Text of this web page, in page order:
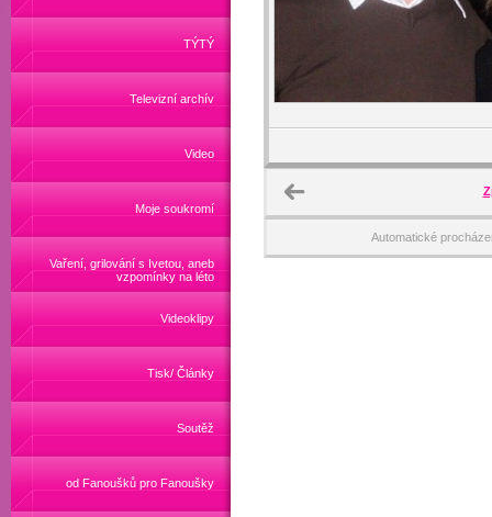
TÝTÝ
Televizní archív
Video
Moje soukromí
Vaření, grilování s Ivetou, aneb
vzpomínky na léto
Videoklipy
Tisk/ Články
Soutěž
od Fanoušků pro Fanoušky
Automatické